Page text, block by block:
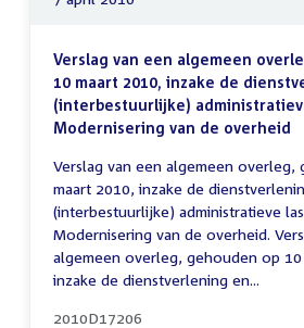
Verslag van een algemeen
10 maart 2010, inzake de
(interbestuurlijke)
Modernisering van de overheid
Verslag van een algemeen overleg,
maart 2010, inzake de
(interbestuurlijke) administratieve
Modernisering van de overheid.
algemeen overleg, gehouden op 10
inzake de dienstverlening en...
2010D17206